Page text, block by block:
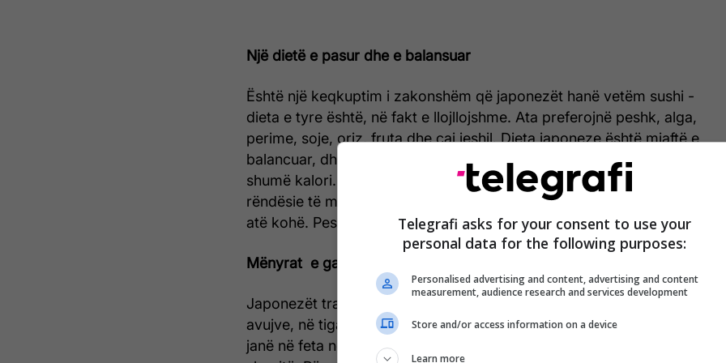
Një dietë e pasur dhe e balansuar
Është një keqkuptim i zakonshëm që japonezët hanë vetëm sushi -
dieta e tyre është, në fakt e llojllojshme. Ata preferojnë peshk, alga,
perime, soje, oriz, fruta dhe çaj jeshil. Dieta japoneze është mjaftë e
balancuar, dhe është pothuajse e lirë nga ushqimet e shpejta me
shumë kalori. Freskia dhe lidhshmëria me sezonin janë të një
rëndësie të madhe dhe zakonisht hanë ato produkte të cilat piqen në
atë kohë. Peshku sezonal është nga më të preferuarit.
Mënyrat e gatimit
Japonezët tradicionalisht e përgatisin ushqimin e tyre me anë të
avujve, në tigan ose në një tigan të veçantë me vaj minimal. Perimet
janë në feta në mënyrë që të duken më mirë dhe të gatuhen më
Telegrafi asks for your consent to use your
personal data for the following purposes:
Personalised advertising and content, advertising and content
measurement, audience research and services development
Store and/or access information on a device
Learn more